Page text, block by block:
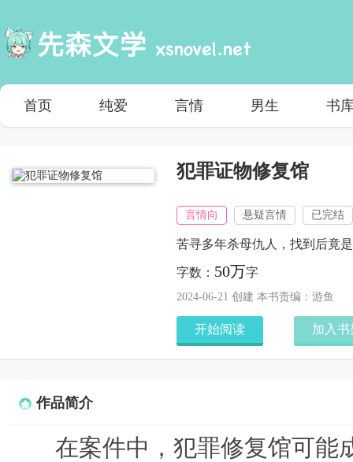
首页 纯爱 言情 男生 书
犯罪证物修复馆
言情向 悬疑言情 已完结
苦寻多年杀母仇人，找到后竟
字数： 50万字
2024-06-21 创建 本书责编：游鱼
开始阅读 加入书
作品简介
在案件中，犯罪修复馆可能